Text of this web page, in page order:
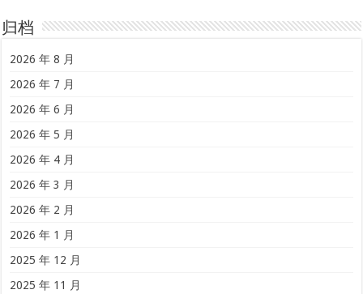
归档
2026 年 8 月
2026 年 7 月
2026 年 6 月
2026 年 5 月
2026 年 4 月
2026 年 3 月
2026 年 2 月
2026 年 1 月
2025 年 12 月
2025 年 11 月